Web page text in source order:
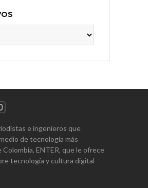
e ingenieros que
de tecnología más
ENTER, que le ofrece
tecnología y cultura digital